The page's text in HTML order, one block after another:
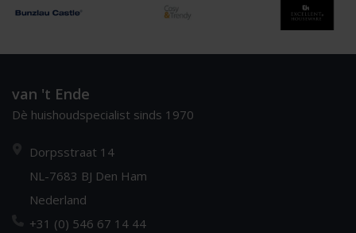
van 't Ende
Dè huishoudspecialist sinds 1970
Dorpsstraat 14
NL-7683 BJ Den Ham
Nederland
+31 (0) 546 67 14 44